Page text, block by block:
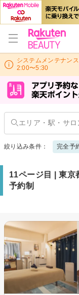
システムメンテナン
2:00〜5:30
絞り込み条件： 完全予
11ページ目 | 東京
予約制